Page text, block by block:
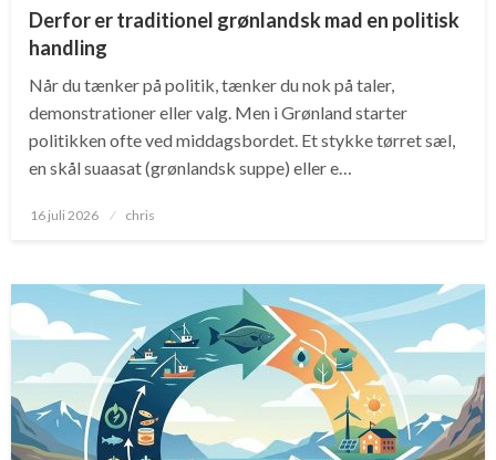
Derfor er traditionel grønlandsk mad en politisk
handling
Når du tænker på politik, tænker du nok på taler,
demonstrationer eller valg. Men i Grønland starter
politikken ofte ved middagsbordet. Et stykke tørret sæl,
en skål suaasat (grønlandsk suppe) eller e…
Posted
16 juli 2026 chris